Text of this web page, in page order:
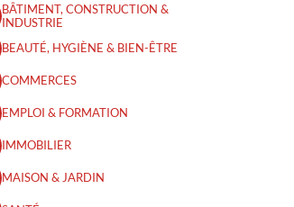
BÂTIMENT, CONSTRUCTION &
INDUSTRIE
BEAUTÉ, HYGIÈNE & BIEN-ÊTRE​
COMMERCES
EMPLOI & FORMATION
IMMOBILIER
MAISON & JARDIN